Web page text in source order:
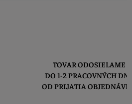
ODOSIELAME
PRACOVNÝCH DNÍ
OBJEDNÁVKY